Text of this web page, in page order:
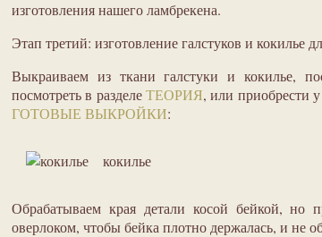
изготовления нашего ламбрекена.
Этап третий: изготовление галстуков и кокилье
Выкраиваем из ткани галстуки и кокилье,
посмотреть в разделеТЕОРИЯ, или приобрести
ГОТОВЫЕ ВЫКРОЙКИ:
кокилье
Обрабатываем края детали косой бейкой, но
оверлоком, чтобы бейка плотно держалась, и не